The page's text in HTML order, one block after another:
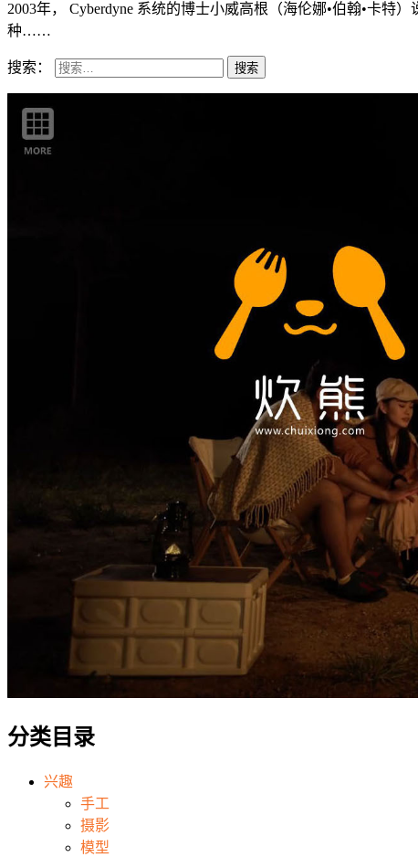
2003年， Cyberdyne 系统的博士小威高根（海伦娜•伯翰•卡特
种……
搜索：
分类目录
兴趣
手工
摄影
模型